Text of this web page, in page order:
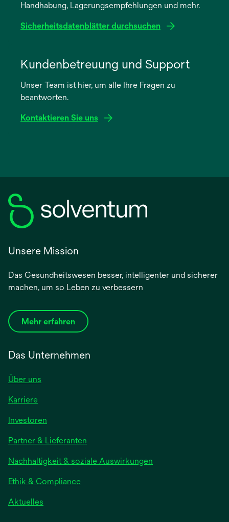
Registerkarte
Handhabung, Lagerungsempfehlungen und mehr.
Sicherheitsdatenblätter durchsuchen
neuen
Registerkarte
Kundenbetreuung und Support
Unser Team ist hier, um alle Ihre Fragen zu
beantworten.
Kontaktieren Sie uns
Unsere Mission
Das Gesundheitswesen besser, intelligenter und sicherer
machen, um so Leben zu verbessern
Mehr erfahren
Das Unternehmen
Über uns
Karriere
Investoren
einer
neuen
geöffnet
Partner & Lieferanten
Nachhaltigkeit & soziale Auswirkungen
Ethik & Compliance
Aktuelles